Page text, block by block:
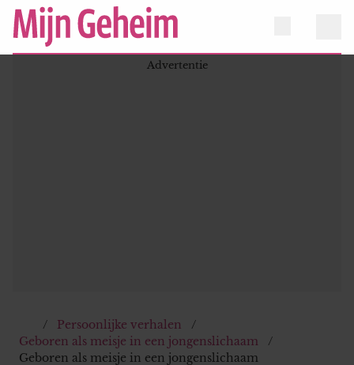
Persoonlijke verhalen
Geboren als meisje in een jongenslichaam
Geboren als meisje in een jongenslichaam